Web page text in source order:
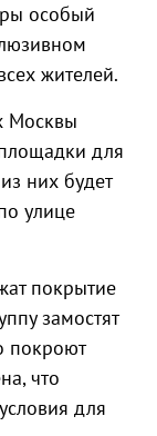
особый
жителей.
Москвы
для
них будет
улице
покрытие
замостят
покроют
что
для